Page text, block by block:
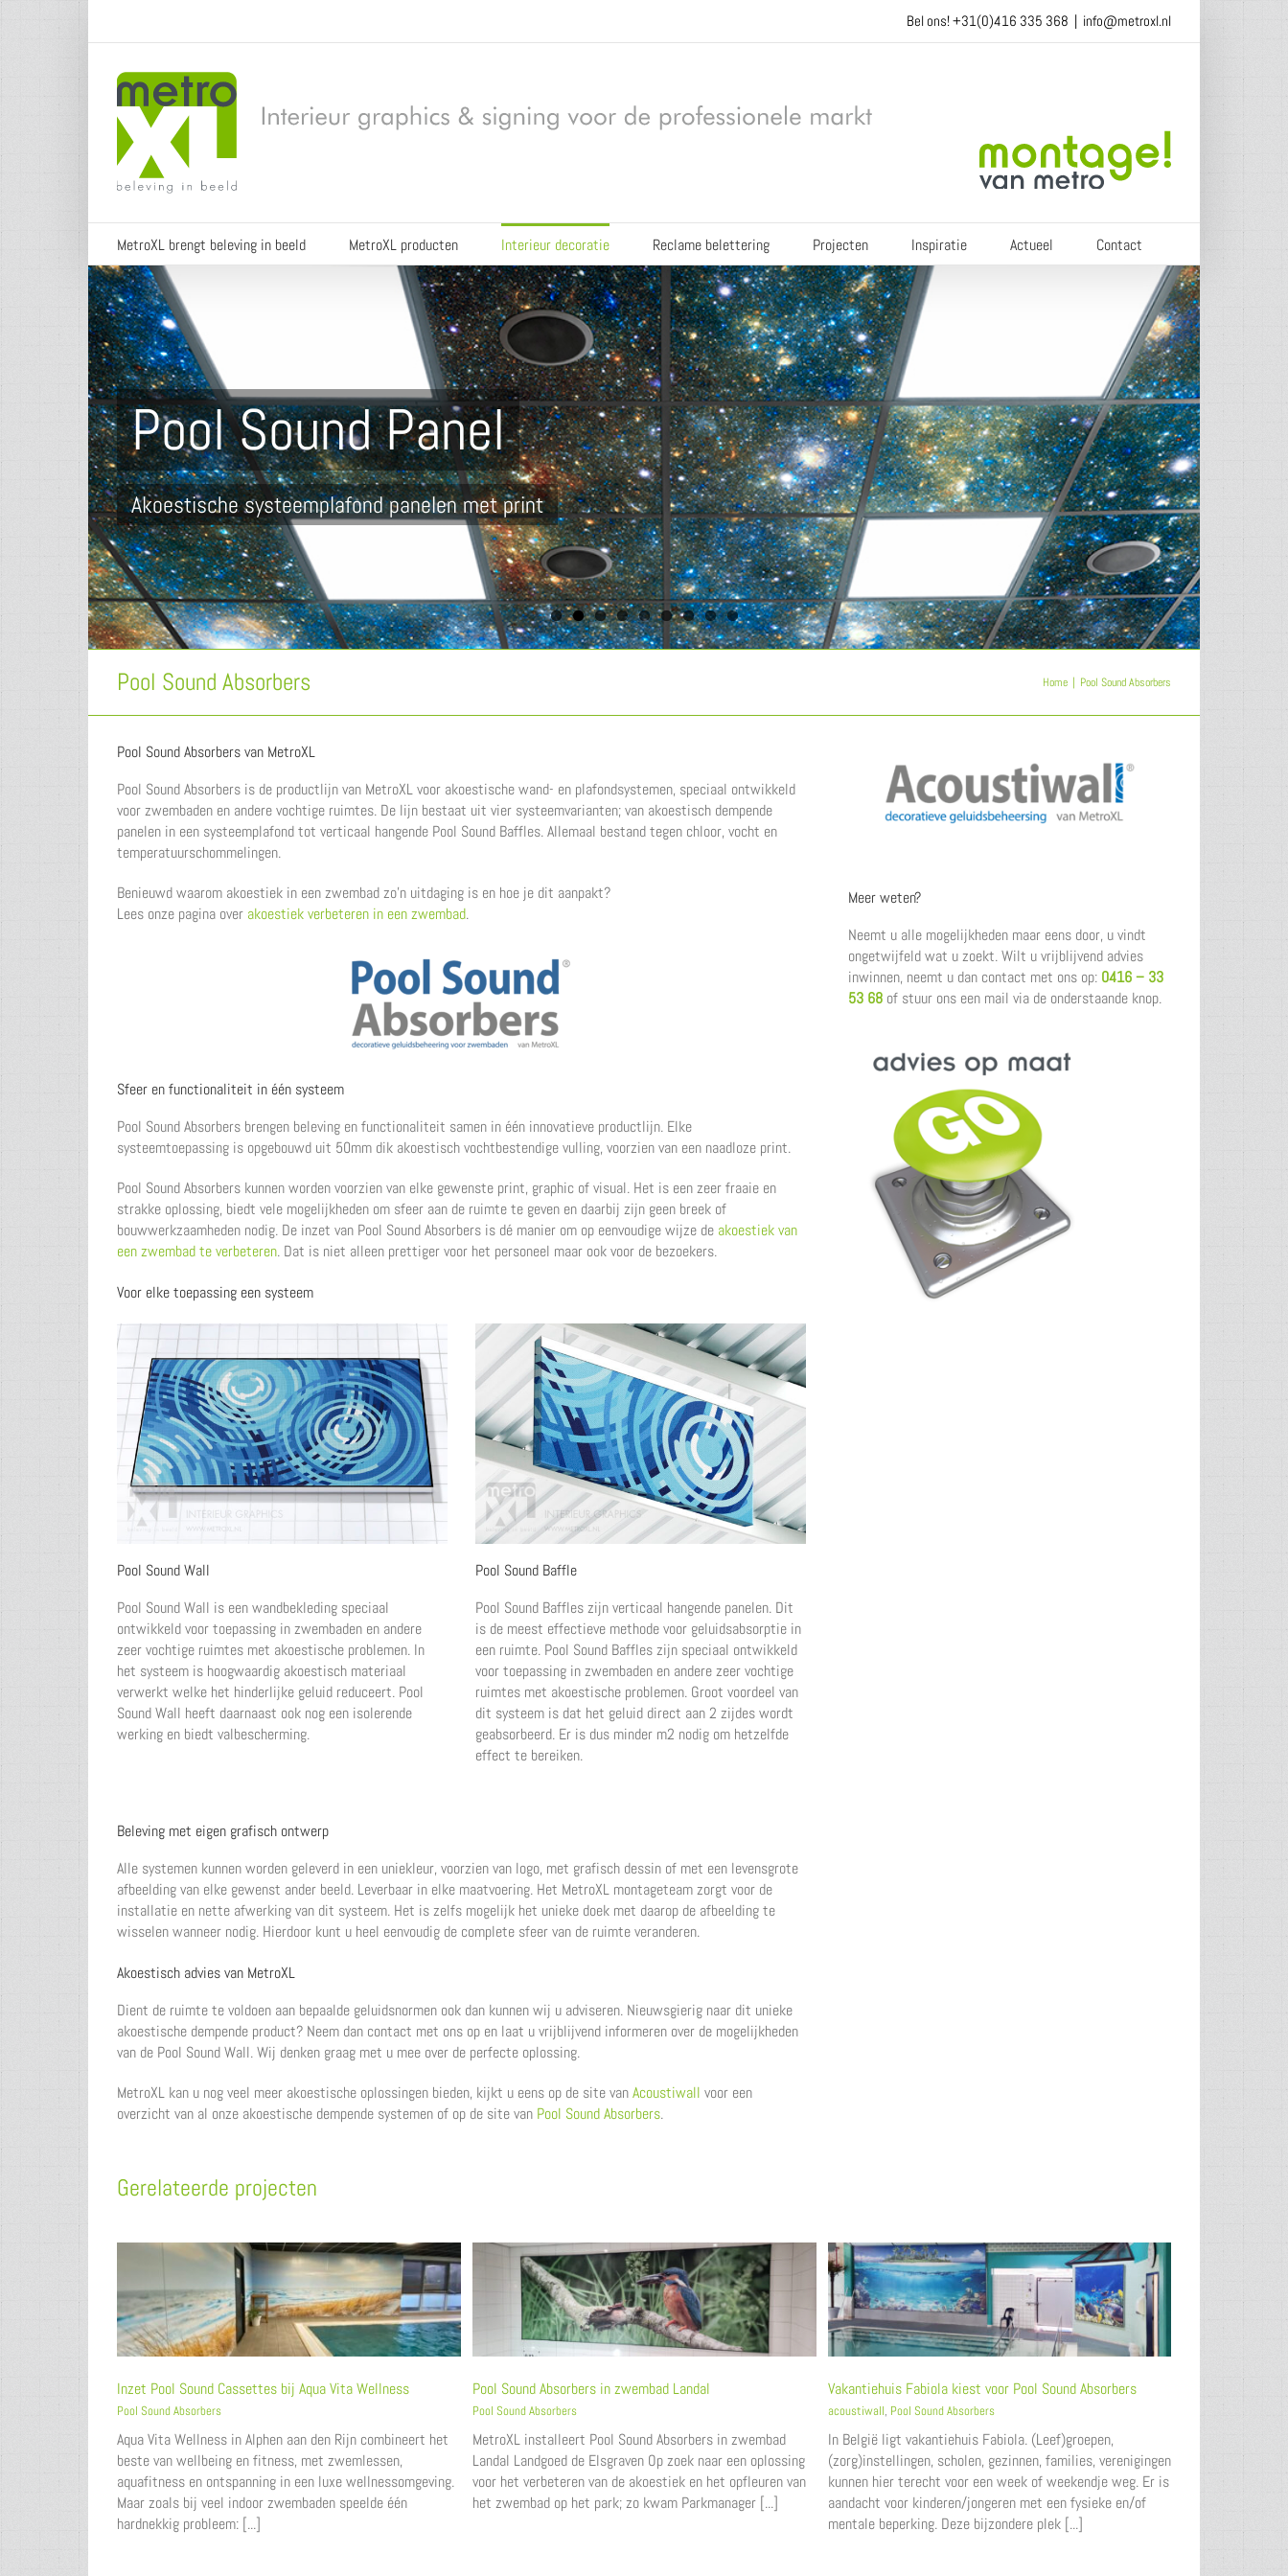
Ga
Bel ons!+31(0)416 335 368 | info@metroxl.nl
MetroXL brengt beleving in beeld MetroXL producten Interieur decoratie Reclame belettering Projecten Inspiratie Actueel Contact
Pool Sound Panel
Akoestische systeemplafond panelen met print
Pool Sound Absorbers Home Pool Sound Absorbers
Pool Sound Absorbers van MetroXL
Pool Sound Absorbers is de productlijn van MetroXL voor akoestische wand- en plafondsystemen, speciaal ontwikkeld
voor zwembaden en andere vochtige ruimtes. De lijn bestaat uit vier systeemvarianten; van akoestisch dempende
panelen in een systeemplafond tot verticaal hangende Pool Sound Baffles. Allemaal bestand tegen chloor, vocht en
temperatuurschommelingen.
Benieuwd waarom akoestiek in een zwembad zo’n uitdaging is en hoe je dit aanpakt?
Lees onze pagina over akoestiek verbeteren in een zwembad.
Sfeer en functionaliteit in één systeem
Pool Sound Absorbers brengen beleving en functionaliteit samen in één innovatieve productlijn. Elke
systeemtoepassing is opgebouwd uit 50mm dik akoestisch vochtbestendige vulling, voorzien van een naadloze print.
Pool Sound Absorbers kunnen worden voorzien van elke gewenste print, graphic of visual. Het is een zeer fraaie en
strakke oplossing, biedt vele mogelijkheden om sfeer aan de ruimte te geven en daarbij zijn geen breek of
bouwwerkzaamheden nodig. De inzet van Pool Sound Absorbers is dé manier om op eenvoudige wijze de akoestiek van
een zwembad te verbeteren. Dat is niet alleen prettiger voor het personeel maar ook voor de bezoekers.
Voor elke toepassing een systeem
Pool Sound Wall
Pool Sound Wall is een wandbekleding speciaal
ontwikkeld voor toepassing in zwembaden en andere
zeer vochtige ruimtes met akoestische problemen. In
het systeem is hoogwaardig akoestisch materiaal
verwerkt welke het hinderlijke geluid reduceert. Pool
Sound Wall heeft daarnaast ook nog een isolerende
werking en biedt valbescherming.
Pool Sound Baffle
Pool Sound Baffles zijn verticaal hangende panelen. Dit
is de meest effectieve methode voor geluidsabsorptie in
een ruimte. Pool Sound Baffles zijn speciaal ontwikkeld
voor toepassing in zwembaden en andere zeer vochtige
ruimtes met akoestische problemen. Groot voordeel van
dit systeem is dat het geluid direct aan 2 zijdes wordt
geabsorbeerd. Er is dus minder m2 nodig om hetzelfde
effect te bereiken.
Beleving met eigen grafisch ontwerp
Alle systemen kunnen worden geleverd in een uniekleur, voorzien van logo, met grafisch dessin of met een levensgrote
afbeelding van elke gewenst ander beeld. Leverbaar in elke maatvoering. Het MetroXL montageteam zorgt voor de
installatie en nette afwerking van dit systeem. Het is zelfs mogelijk het unieke doek met daarop de afbeelding te
wisselen wanneer nodig. Hierdoor kunt u heel eenvoudig de complete sfeer van de ruimte veranderen.
Akoestisch advies van MetroXL
Dient de ruimte te voldoen aan bepaalde geluidsnormen ook dan kunnen wij u adviseren. Nieuwsgierig naar dit unieke
akoestische dempende product? Neem dan contact met ons op en laat u vrijblijvend informeren over de mogelijkheden
van de Pool Sound Wall. Wij denken graag met u mee over de perfecte oplossing.
MetroXL kan u nog veel meer akoestische oplossingen bieden, kijkt u eens op de site vanAcoustiwall voor een
overzicht van al onze akoestische dempende systemen of op de site van Pool Sound Absorbers.
Meer weten?
Neemt u alle mogelijkheden maar eens door, u vindt
ongetwijfeld wat u zoekt. Wilt u vrijblijvend advies
inwinnen, neemt u dan contact met ons op: 0416 – 33
53 68 of stuur ons een mail via de onderstaande knop.
Gerelateerde projecten
Inzet Pool Sound Cassettes bij Aqua Vita Wellness
Pool Sound Absorbers
Aqua Vita Wellness in Alphen aan den Rijn combineert het
beste van wellbeing en fitness, met zwemlessen,
aquafitness en ontspanning in een luxe wellnessomgeving.
Maar zoals bij veel indoor zwembaden speelde één
hardnekkig probleem: [...]
Pool Sound Absorbers in zwembad Landal
Pool Sound Absorbers
MetroXL installeert Pool Sound Absorbers in zwembad
Landal Landgoed de Elsgraven Op zoek naar een oplossing
voor het verbeteren van de akoestiek en het opfleuren van
het zwembad op het park; zo kwam Parkmanager [...]
Vakantiehuis Fabiola kiest voor Pool Sound Absorbers
acoustiwall, Pool Sound Absorbers
In België ligt vakantiehuis Fabiola. (Leef)groepen,
(zorg)instellingen, scholen, gezinnen, families, verenigingen
kunnen hier terecht voor een week of weekendje weg. Er is
aandacht voor kinderen/jongeren met een fysieke en/of
mentale beperking. Deze bijzondere plek [...]